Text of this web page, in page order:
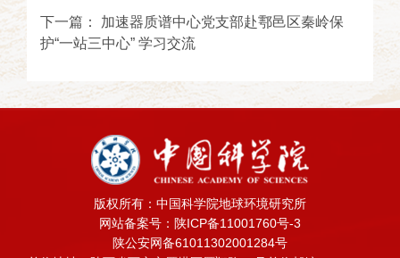
下一篇：
加速器质谱中心党支部赴鄠邑区秦岭保
护“一站三中心” 学习交流
版权所有：中国科学院地球环境研究所
网站备案号：陕ICP备11001760号-3
陕公安网备61011302001284号